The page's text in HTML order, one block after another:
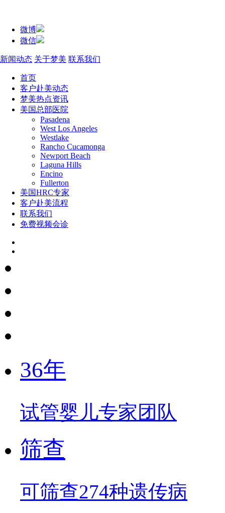
微博
微信
新闻动态 关于梦美 联系我们
首页
客户赴美动态
梦美热点资讯
美国总部医院
Pasadena
West Los Angeles
Westlake
Rancho Cucamonga
Newport Beach
Laguna Hills
Encino
Fullerton
美国HRC专家
客户赴美流程
联系我们
免费视频会诊
36年
试管婴儿专家团队
筛查
可筛查274种遗传病